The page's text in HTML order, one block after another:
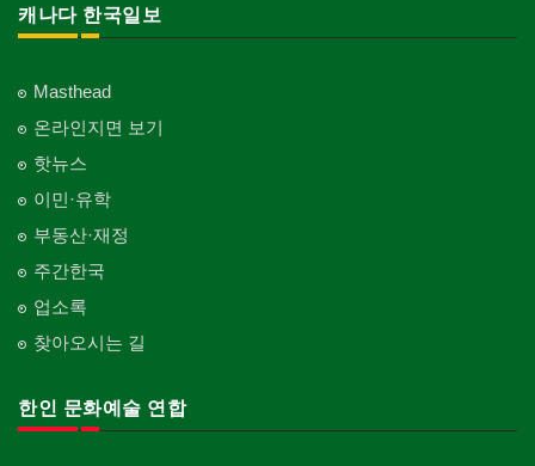
캐나다 한국일보
Masthead
온라인지면 보기
핫뉴스
이민·유학
부동산·재정
주간한국
업소록
찾아오시는 길
한인 문화예술 연합